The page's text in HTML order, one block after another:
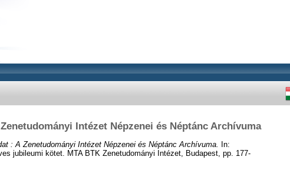
Intézet Népzenei és Néptánc Archívuma
: A Zenetudományi Intézet Népzenei és Néptánc Archívuma.
In:
jubileumi kötet. MTA BTK Zenetudományi Intézet, Budapest, pp. 177-